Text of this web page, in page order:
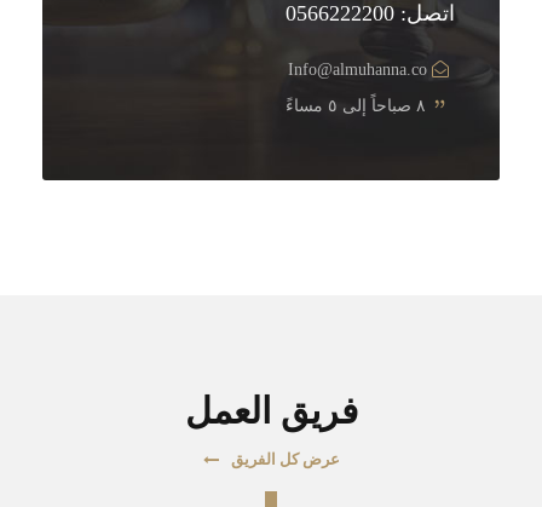
اتصل: 0566222200
فريق العمل
عرض كل الفريق